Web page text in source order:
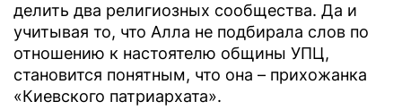
делить два религиозных сообщества. Да и
учитывая то, что Алла не подбирала слов по
отношению к настоятелю общины УПЦ,
становится понятным, что она – прихожанка
«Киевского патриархата».